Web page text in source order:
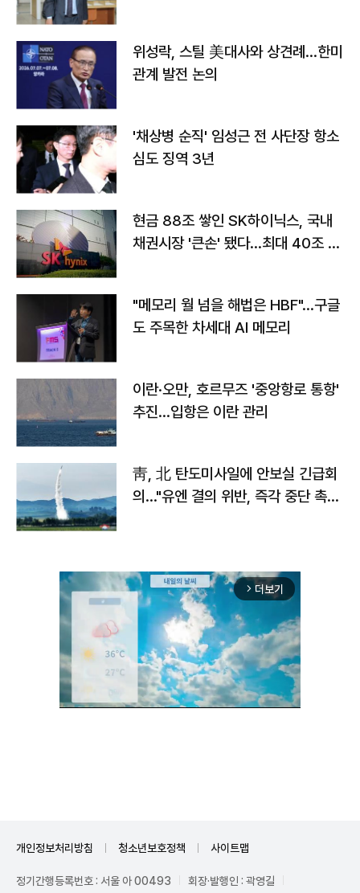
위성락, 스틸 美대사와 상견례…한미
관계 발전 논의
'채상병 순직' 임성근 전 사단장 항소
심도 징역 3년
현금 88조 쌓인 SK하이닉스, 국내
채권시장 '큰손' 됐다…최대 40조 투
"메모리 월 넘을 해법은 HBF"…구글
도 주목한 차세대 AI 메모리
이란·오만, 호르무즈 '중앙항로 통항'
추진…입항은 이란 관리
靑, 北 탄도미사일에 안보실 긴급회
의…"유엔 결의 위반, 즉각 중단 촉
arrow_forward_ios 더보기
개인정보처리방침 청소년보호정책 사이트맵
정기간행등록번호 : 서울 아 00493 회장·발행인 : 곽영길